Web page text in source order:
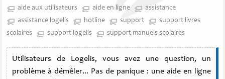
aide aux utilisateurs aide en ligne
assistance
assistance logelis
hotline support
support livres
scolaires
support logelis support manuels scolaires
Utilisateurs de Logelis, vous avez une question, un
problème à démêler... Pas de panique : une aide en ligne